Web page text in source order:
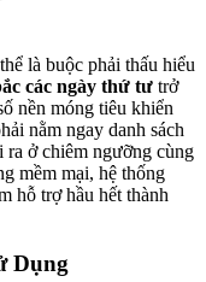
là buộc phải thấu hiểu
các ngày thứ tư trở
nền móng tiêu khiển
nằm ngay danh sách
ra ở chiêm ngưỡng cùng
mềm mại, hệ thống
hỗ trợ hầu hết thành
Dụng